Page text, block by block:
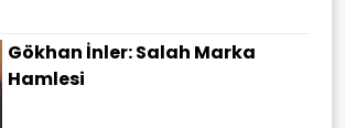
Gökhan İnler: Salah Marka
Hamlesi